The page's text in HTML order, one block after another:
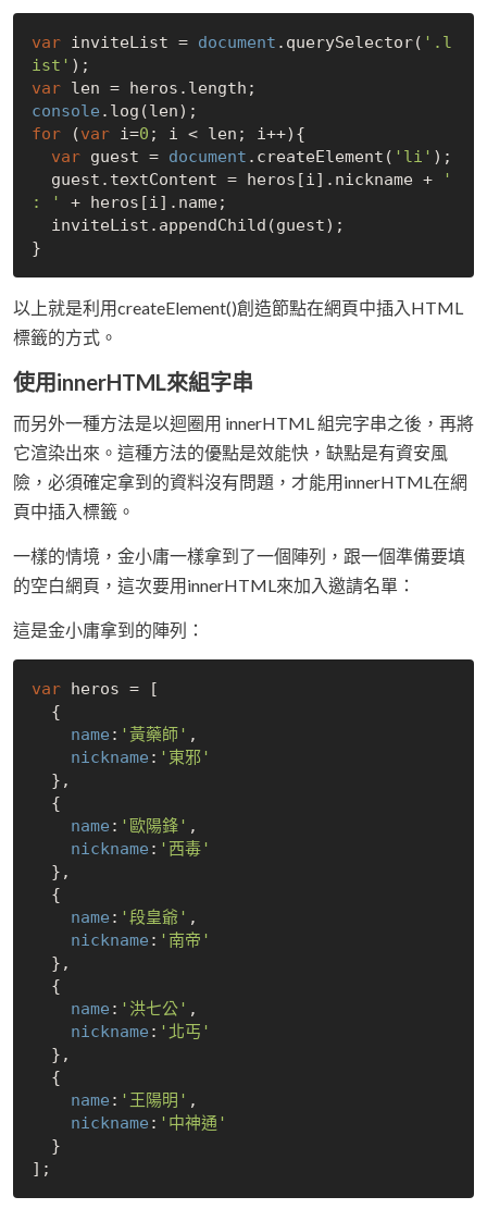
var inviteList = document .querySelector( '.l
ist'
var
console
for (var i=0 ; i < len; i++){
var guest = document .createElement( 'li' );
  guest.textContent = heros[i].nickname +
'
: '
+ heros[i].name;
以上就是利用createElement()創造節點在網頁中插入HTML
標籤的方式。
使用innerHTML來組字串
而另外一種方法是以迴圈用 innerHTML 組完字串之後，再將
它渲染出來。這種方法的優點是效能快，缺點是有資安風
險，必須確定拿到的資料沒有問題，才能用innerHTML在網
頁中插入標籤。
一樣的情境，金小庸一樣拿到了一個陣列，跟一個準備要填
的空白網頁，這次要用innerHTML來加入邀請名單：
這是金小庸拿到的陣列：
var heros = [
name : '黃藥師' ,
nickname : '東邪'
name : '歐陽鋒' ,
nickname : '西毒'
name : '段皇爺' ,
nickname : '南帝'
name : '洪七公' ,
nickname : '北丐'
name : '王陽明' ,
nickname : '中神通'